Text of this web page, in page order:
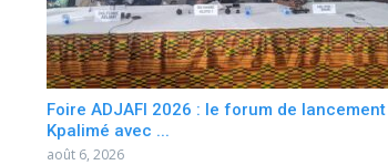
Foire ADJAFI 2026 : le forum de lancement
Kpalimé avec ...
août 6, 2026